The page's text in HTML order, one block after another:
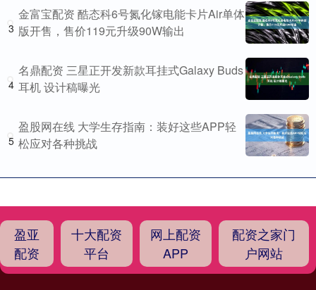
3
金富宝配资 酷态科6号氮化镓电能卡片Air单体
版开售，售价119元升级90W输出
4
名鼎配资 三星正开发新款耳挂式Galaxy Buds
耳机 设计稿曝光
5
盈股网在线 大学生存指南：装好这些APP轻
松应对各种挑战
盈亚
配资
十大配资
平台
网上配资
APP
配资之家门
户网站